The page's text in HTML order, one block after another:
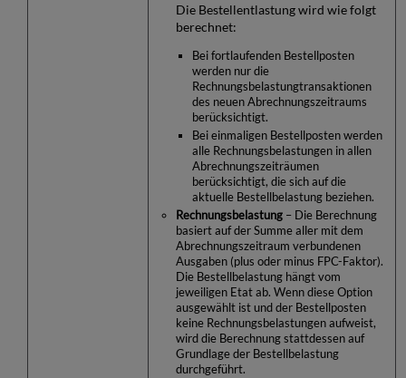
Die Bestellentlastung wird wie folgt
berechnet:
Bei fortlaufenden Bestellposten
werden nur die
Rechnungsbelastungtransaktionen
des neuen Abrechnungszeitraums
berücksichtigt.
Bei einmaligen Bestellposten werden
alle Rechnungsbelastungen in allen
Abrechnungszeiträumen
berücksichtigt, die sich auf die
aktuelle Bestellbelastung beziehen.
Rechnungsbelastung – Die Berechnung
basiert auf der Summe aller mit dem
Abrechnungszeitraum verbundenen
Ausgaben (plus oder minus FPC-Faktor).
Die Bestellbelastung hängt vom
jeweiligen Etat ab. Wenn diese Option
ausgewählt ist und der Bestellposten
keine Rechnungsbelastungen aufweist,
wird die Berechnung stattdessen auf
Grundlage der Bestellbelastung
durchgeführt.